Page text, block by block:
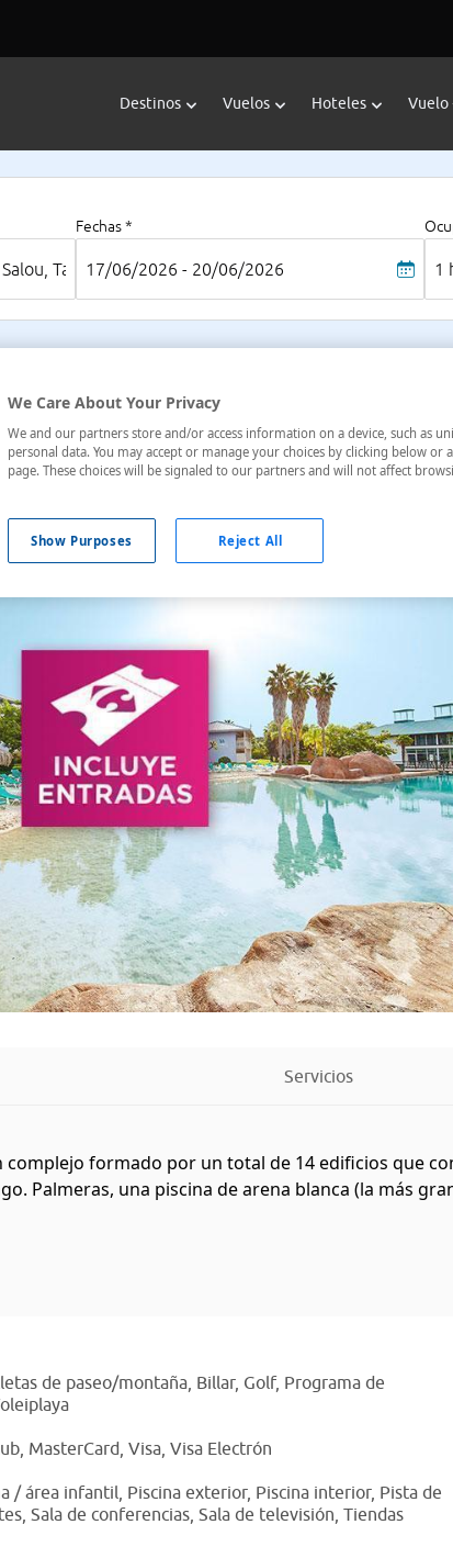
Destinos Vuelos Hoteles Vuelo
Fechas *
17/06/2026 - 20/06/2026 1
Caribe
España
Servicios
complejo formado por un total de 14 edificios que
Palmeras, una piscina de arena blanca (la más
de paseo/montaña, Billar, Golf, Programa de
MasterCard, Visa, Visa Electrón
/ área infantil, Piscina exterior, Piscina interior, Pista de
Sala de conferencias, Sala de televisión, Tiendas
We Care About Your Privacy
We and our partners store and/or access information on a device, such as
personal data. You may accept or manage your choices by clicking below or
page. These choices will be signaled to our partners and will not affect
Show Purposes Reject All